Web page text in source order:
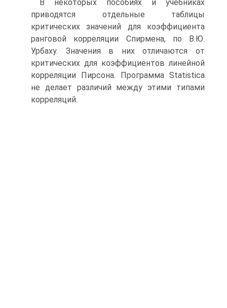
В некоторых пособиях и учебниках
приводятся отдельные таблицы
критических значений для коэффициента
ранговой корреляции Спирмена, по В.Ю.
Урбаху. Значения в них отличаются от
критических для коэффициентов линейной
корреляции Пирсона. Программа Statistiсa
не делает различий между этими типами
корреляций.